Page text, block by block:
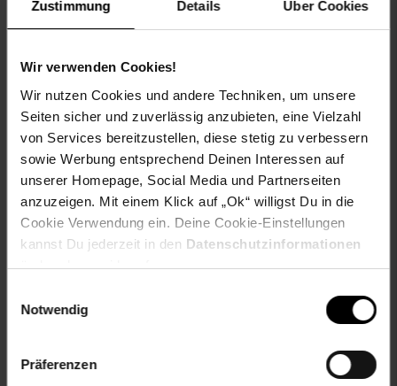
Zustimmung Details Über Cookies
Wir verwenden Cookies!
Wir nutzen Cookies und andere Techniken, um unsere
Seiten sicher und zuverlässig anzubieten, eine Vielzahl
von Services bereitzustellen, diese stetig zu verbessern
sowie Werbung entsprechend Deinen Interessen auf
unserer Homepage, Social Media und Partnerseiten
anzuzeigen. Mit einem Klick auf „Ok“ willigst Du in die
Cookie Verwendung ein. Deine Cookie-Einstellungen
kannst Du jederzeit in den Datenschutzinformationen
ändern bzw. widerrufen.
Notwendig
Präferenzen
Bruttokapazität: 50 l
Kühltemperaturbereich: -20~+20 °C
Betriebsmodi: ECO/MAX, COLD
Leistung: 60 W
USB-Ladebuchse: 5 V / 1 A
Kühlart: Kompression
Energieeffizienzklasse: D
EEK Spektrum: A bis G
Materialzusammensetzung:
Material Gehäuse: Polypropylen (PP)
Material Isolierung: Polyurethan (PU)
Abmessungen (ca.-Angaben):
Kabel: 150 cm